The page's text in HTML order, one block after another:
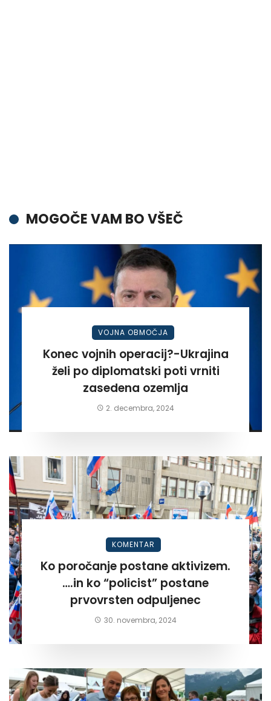
MOGOČE VAM BO VŠEČ
VOJNA OBMOČJA
Konec vojnih operacij?-Ukrajina
želi po diplomatski poti vrniti
zasedena ozemlja
2. decembra, 2024
KOMENTAR
Ko poročanje postane aktivizem.
….in ko “policist” postane
prvovrsten odpuljenec
30. novembra, 2024